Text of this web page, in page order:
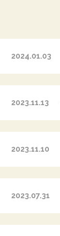
2024.01.03
2023.11.13
2023.11.10
2023.07.31